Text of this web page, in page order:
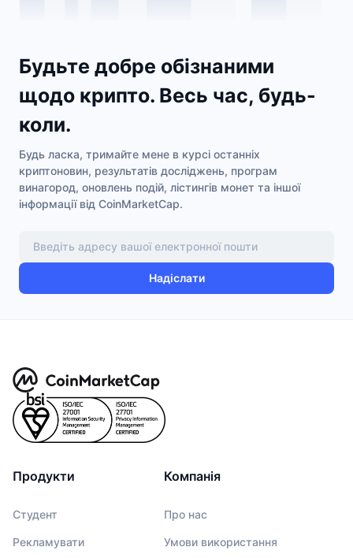
Будьте добре обізнаними
щодо крипто. Весь час, будь-
коли.
Будь ласка, тримайте мене в курсі останніх
криптоновин, результатів досліджень, програм
винагород, оновлень подій, лістингів монет та іншої
інформації від CoinMarketCap.
Надіслати
Продукти
Студент
Рекламувати
Компанія
Про нас
Умови використання